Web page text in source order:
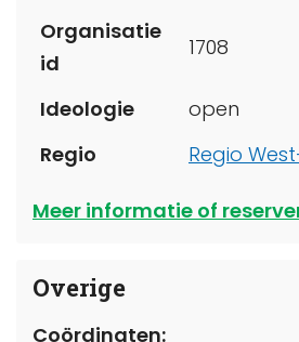
Organisatie
id
1708
Ideologie
open
Regio
Regio
Meer informatie of
Overige
Coördinaten: